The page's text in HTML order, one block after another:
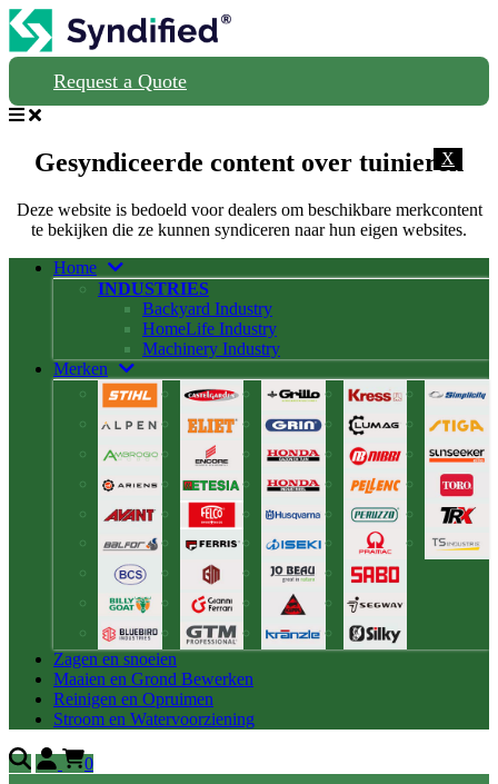
Request a Quote
X
Gesyndiceerde content over tuinieren
Deze website is bedoeld voor dealers om beschikbare merkcontent
te bekijken die ze kunnen syndiceren naar hun eigen websites.
Home
INDUSTRIES
Backyard Industry
HomeLife Industry
Machinery Industry
Merken
Zagen en snoeien
Maaien en Grond Bewerken
Reinigen en Opruimen
Stroom en Watervoorziening
0